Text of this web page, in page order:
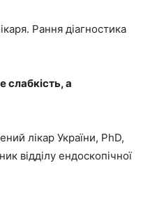
Рання діагностика
слабкість, а
лікар України, PhD,
відділу ендоскопічної